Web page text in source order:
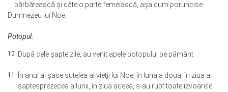
bărbătească şi câte o parte femeiască, aşa cum poruncise
Dumnezeu lui Noe.
Potopul.
10 După cele şapte zile, au venit apele potopului pe pământ.
11
În anul al şase sutelea al vieţii lui Noe, în luna a doua, în ziua a
şaptesprezecea a lunii, în ziua aceea, s-au rupt toate izvoarele